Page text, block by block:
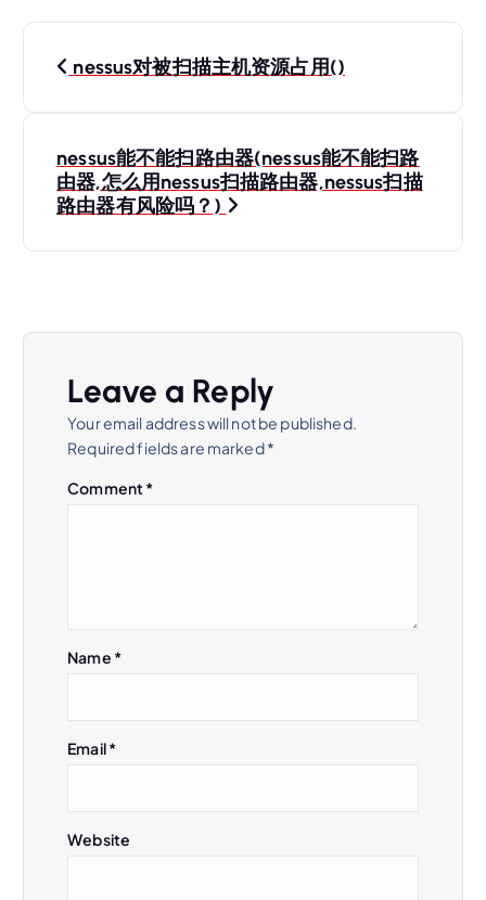
nessus对被扫描主机资源占用()
nessus能不能扫路由器(nessus能不能扫路
由器,怎么用nessus扫描路由器,nessus扫描
路由器有风险吗？)
Leave a Reply
Your email address will not be published.
Required fields are marked*
Comment *
Name *
Email*
Website